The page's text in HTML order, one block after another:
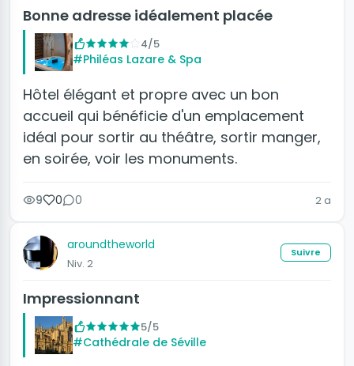
Bonne adresse idéalement placée
4/5
#Philéas Lazare & Spa
Hôtel élégant et propre avec un bon
accueil qui bénéficie d'un emplacement
idéal pour sortir au théâtre, sortir manger,
en soirée, voir les monuments.
9 0 0 2 a
aroundtheworld
Niv. 2
Suivre
Impressionnant
5/5
#Cathédrale de Séville